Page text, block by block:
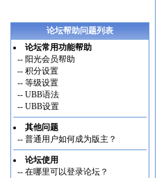
论坛帮助问题列表
论坛常用功能帮助
-- 阳光会员帮助
-- 积分设置
-- 等级设置
-- UBB语法
-- UBB设置
其他问题
-- 普通用户如何成为版主？
论坛使用
-- 在哪里可以登录论坛？